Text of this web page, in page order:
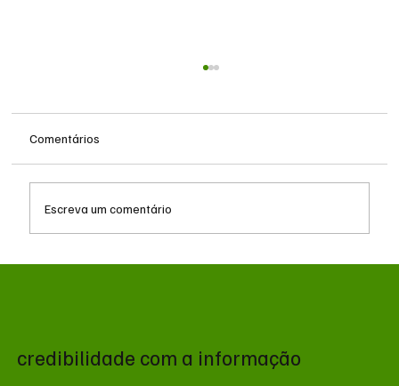
Comentários
Escreva um comentário
credibilidade com a informação